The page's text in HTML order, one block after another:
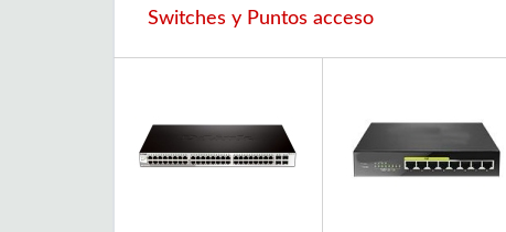
Switches y Puntos acceso